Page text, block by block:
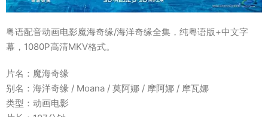
粤语配音动画电影魔海奇缘/海洋奇缘全集，纯粤语版+中文字
幕，1080P高清MKV格式。
片名：魔海奇缘
别名：海洋奇缘 / Moana / 莫阿娜 / 摩阿娜 / 摩瓦娜
类型：动画电影